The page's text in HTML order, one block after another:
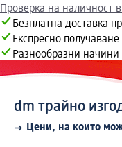
Проверка на наличност
Безплатна доставка
Експресно
Разнообразни
dm трайно
Цени, на които